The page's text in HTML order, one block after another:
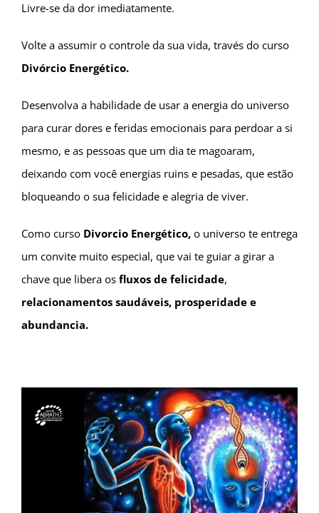
Livre-se da dor imediatamente.
Volte a assumir o controle da sua vida, través do curso
Divórcio Energético.
Desenvolva a habilidade de usar a energia do universo
para curar dores e feridas emocionais para perdoar a si
mesmo, e as pessoas que um dia te magoaram,
deixando com você energias ruins e pesadas, que estão
bloqueando o sua felicidade e alegria de viver.
Como curso Divorcio Energético, o universo te entrega
um convite muito especial, que vai te guiar a girar a
chave que libera os fluxos de felicidade,
relacionamentos saudáveis, prosperidade e
abundancia.